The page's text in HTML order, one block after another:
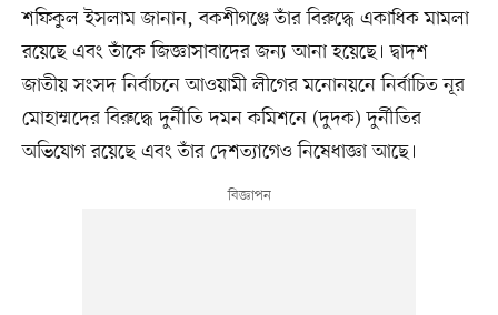
শফিকুল ইসলাম জানান, বকশীগঞ্জে তাঁর বিরুদ্ধে একাধিক মামলা
রয়েছে এবং তাঁকে জিজ্ঞাসাবাদের জন্য আনা হয়েছে। দ্বাদশ
জাতীয় সংসদ নির্বাচনে আওয়ামী লীগের মনোনয়নে নির্বাচিত নূর
মোহাম্মদের বিরুদ্ধে দুর্নীতি দমন কমিশনে (দুদক) দুর্নীতির
অভিযোগ রয়েছে এবং তাঁর দেশত্যাগেও নিষেধাজ্ঞা আছে।